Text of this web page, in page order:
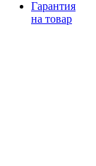
Гарантия
на товар